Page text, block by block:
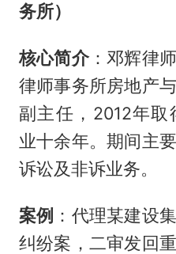
务所）
核心简介：邓辉律
律师事务所房地产
副主任，2012年
业十余年。期间主
诉讼及非诉业务。
案例 ：代理某建设
纠纷案，二审发回